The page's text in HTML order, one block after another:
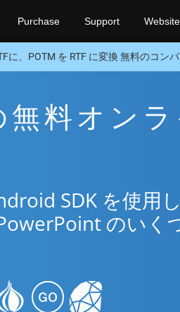
Purchase Support
に、POTM を RTF に変換 無料のコン
料オンラ
SDK を使用し
のいく